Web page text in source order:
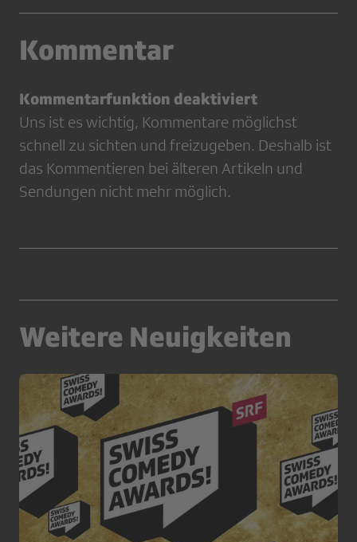
Kommentar
Kommentarfunktion deaktiviert
Uns ist es wichtig, Kommentare möglichst
schnell zu sichten und freizugeben. Deshalb ist
das Kommentieren bei älteren Artikeln und
Sendungen nicht mehr möglich.
Weitere Neuigkeiten